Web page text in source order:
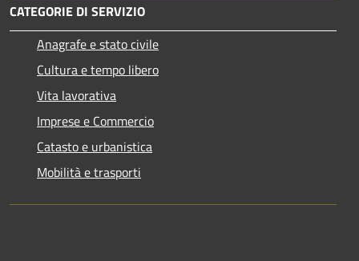
CATEGORIE DI SERVIZIO
Anagrafe e stato civile
Cultura e tempo libero
Vita lavorativa
Imprese e Commercio
Catasto e urbanistica
Mobilità e trasporti